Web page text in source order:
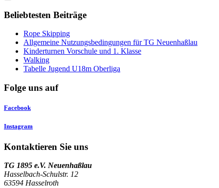
Beliebtesten Beiträge
Rope Skipping
Allgemeine Nutzungsbedingungen für TG Neuenhaßlau
Kinderturnen Vorschule und 1. Klasse
Walking
Tabelle Jugend U18m Oberliga
Folge uns auf
Facebook
Instagram
Kontaktieren Sie uns
TG 1895 e.V. Neuenhaßlau
Hasselbach-Schulstr. 12
63594 Hasselroth